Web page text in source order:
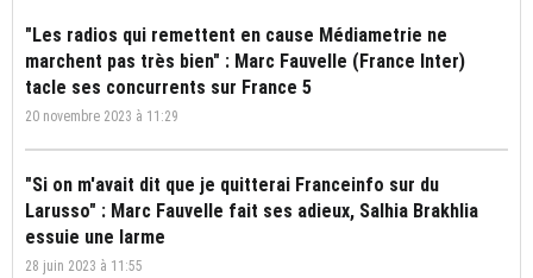
"Les radios qui remettent en cause Médiametrie ne
marchent pas très bien" : Marc Fauvelle (France Inter)
tacle ses concurrents sur France 5
20 novembre 2023 à 11:29
"Si on m'avait dit que je quitterai Franceinfo sur du
Larusso" : Marc Fauvelle fait ses adieux, Salhia Brakhlia
essuie une larme
28 juin 2023 à 11:55